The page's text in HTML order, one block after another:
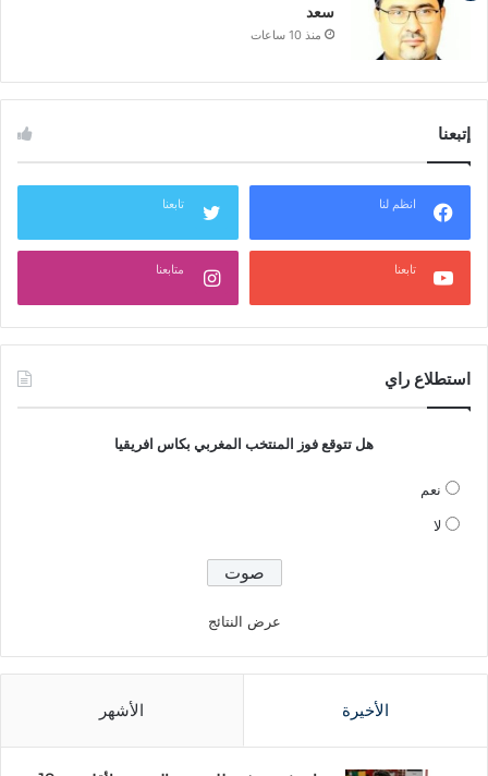
سعد
منذ 10 ساعات
إتبعنا
انظم لنا تابعنا
تابعنا متابعنا
استطلاع راي
هل تتوقع فوز المنتخب المغربي بكاس افريقيا
نعم
لا
عرض النتائج
الأخيرة الأشهر